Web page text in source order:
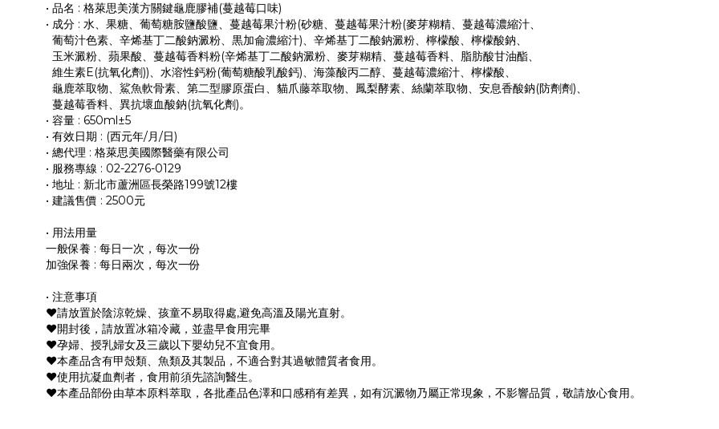
• 品名 : 格萊思美漢方關鍵龜鹿膠補(蔓越莓口味)
• 成分 : 水、果糖、葡萄糖胺鹽酸鹽、蔓越莓果汁粉(砂糖、蔓越莓果汁粉(麥芽糊精、蔓越莓濃縮汁、
葡萄汁色素、辛烯基丁二酸鈉澱粉、黒加侖濃縮汁)、辛烯基丁二酸鈉澱粉、檸檬酸、檸檬酸鈉、
玉米澱粉、蘋果酸、蔓越莓香料粉(辛烯基丁二酸鈉澱粉、麥芽糊精、蔓越莓香料、脂肪酸甘油酯、
維生素E(抗氧化劑))、水溶性鈣粉(葡萄糖酸乳酸鈣)、海藻酸丙二醇、蔓越莓濃縮汁、檸檬酸、
龜鹿萃取物、鯊魚軟骨素、第二型膠原蛋白、貓爪藤萃取物、鳳梨酵素、絲蘭萃取物、安息香酸鈉(防劑劑)、
蔓越莓香料、異抗壞血酸鈉(抗氧化劑)。
• 容量 : 650ml±5
• 有效日期 : (西元年/月/日)
• 總代理 : 格萊思美國際醫藥有限公司
• 服務專線 : 02-2276-0129
• 地址 : 新北市蘆洲區長榮路199號12樓
• 建議售價 : 2500元
• 用法用量
一般保養 : 每日一次，每次一份
加強保養 : 每日兩次，每次一份
• 注意事項
❤︎請放置於陰涼乾燥、孩童不易取得處,避免高溫及陽光直射。
❤︎開封後，請放置冰箱冷藏，並盡早食用完畢
❤︎孕婦、授乳婦女及三歲以下嬰幼兒不宜食用。
❤︎本產品含有甲殼類、魚類及其製品，不適合對其過敏體質者食用。
❤︎使用抗凝血劑者，食用前須先諮詢醫生。
❤︎本產品部份由草本原料萃取，各批產品色澤和口感稍有差異，如有沉澱物乃屬正常現象，不影響品質，敬請放心食用。